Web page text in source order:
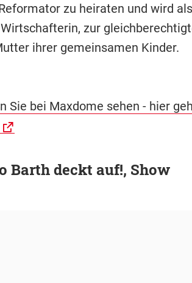
zu heiraten und wird
zur
ihrer gemeinsamen Kinder.
Sie bei Maxdome sehen - hier
Barth deckt auf!, Show